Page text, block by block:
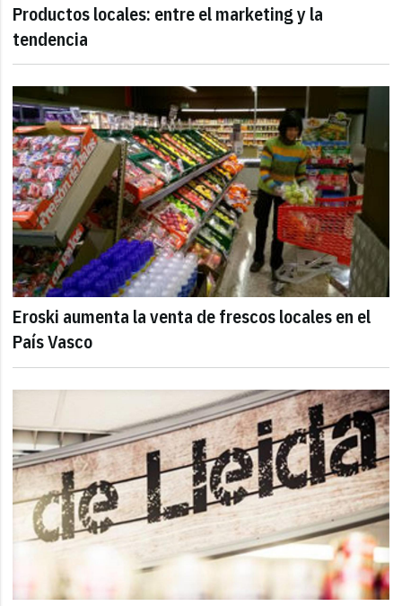
Productos locales: entre el marketing y la
tendencia
Eroski aumenta la venta de frescos locales en el
País Vasco